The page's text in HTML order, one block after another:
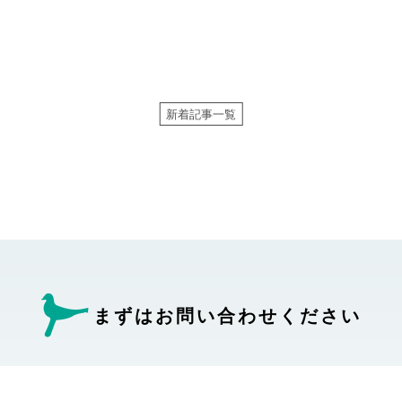
新着記事一覧
まずはお問い合わせ ください